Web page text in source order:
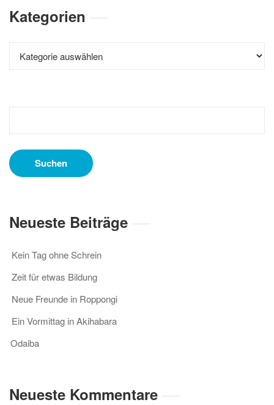
Kategorien
Neueste Beiträge
Kein Tag ohne Schrein
Zeit für etwas Bildung
Neue Freunde in Roppongi
Ein Vormittag in Akihabara
Odaiba
Neueste Kommentare